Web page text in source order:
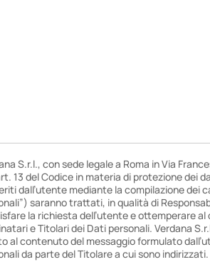
S.r.l., con sede legale a Roma in Via
13 del Codice in materia di protezione dei
dall’utente mediante la compilazione dei
saranno trattati, in qualità di
la richiesta dell’utente e ottemperare
e Titolari dei Dati personali. Verdana
al contenuto del messaggio formulato
da parte del Titolare a cui sono indirizzati.